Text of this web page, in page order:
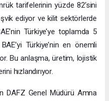
tarifelerinin yüzde 82’sini
ediyor ve kilit sektörlerde
Türkiye’ye toplamda 5
Türkiye’nin en önemli
Bu anlaşma, üretim, lojistik
hızlandırıyor.
DAFZ Genel Müdürü Amna